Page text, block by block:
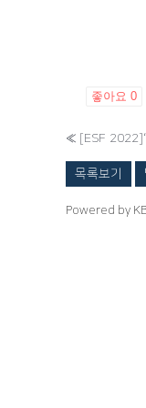
좋아요 0
« [ESF
목록보기
Powered by